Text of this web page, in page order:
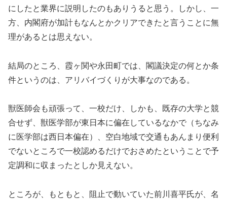
にしたと業界に説明したのもありうると思う。しかし、一
方、内閣府が加計もなんとかクリアできたと言うことに無
理があるとは思えない。
結局のところ、霞ヶ関や永田町では、閣議決定の何とか条
件というのは、アリバイづくりが大事なのである。
獣医師会も頑張って、一校だけ、しかも、既存の大学と競
合せず、獣医学部が東日本に偏在しているなかで（ちなみ
に医学部は西日本偏在）、空白地域で交通もあんまり便利
でないところで一校認めるだけでおさめたということで予
定調和に収まったとしか見えない。
ところが、もともと、阻止で動いていた前川喜平氏が、名